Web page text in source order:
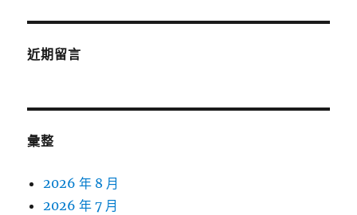
近期留言
彙整
2026 年 8 月
2026 年 7 月